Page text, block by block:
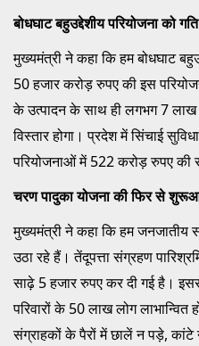
बोधघाट बहुउद्देशीय परियोजना को गति
मुख्यमंत्री ने कहा कि हम बोधघाट
50 हजार करोड़ रुपए की इस
के उत्पादन के साथ ही लगभग 7 लाख
विस्तार होगा। प्रदेश में सिंचाई
परियोजनाओं में 522 करोड़ रुपए की
चरण पादुका योजना की फिर से
मुख्यमंत्री ने कहा कि हम
उठा रहे हैं। तेंदूपत्ता संग्रहण
साढ़े 5 हजार रुपए कर दी गई है।
परिवारों के 50 लाख लोग लाभान्वित
संग्राहकों के पैरों में छालें न पड़े,